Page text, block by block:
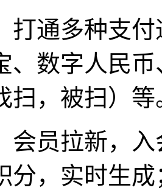
打通多种支
、数字人民
扫，被扫）
会员拉新，
分，实时生